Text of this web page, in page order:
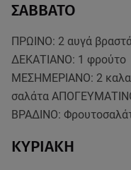
ΣΑΒΒΑΤΟ
ΠΡΩΙΝΟ: 2 αυγά
ΔΕΚΑΤΙΑΝΟ: 1 φρούτο
ΜΕΣΗΜΕΡΙΑΝΟ: 2
σαλάτα
ΒΡΑΔΙΝΟ:
ΚΥΡΙΑΚΗ